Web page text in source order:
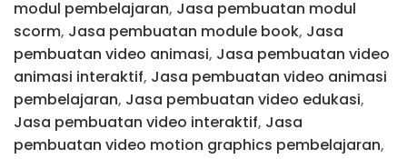
modul pembelajaran, Jasa pembuatan modul
scorm, Jasa pembuatan module book, Jasa
pembuatan video animasi, Jasa pembuatan video
animasi interaktif, Jasa pembuatan video animasi
pembelajaran, Jasa pembuatan video edukasi,
Jasa pembuatan video interaktif, Jasa
pembuatan video motion graphics pembelajaran,